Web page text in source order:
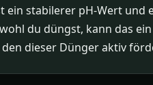
stabilerer pH-Wert
du düngst, kann das
dieser Dünger aktiv